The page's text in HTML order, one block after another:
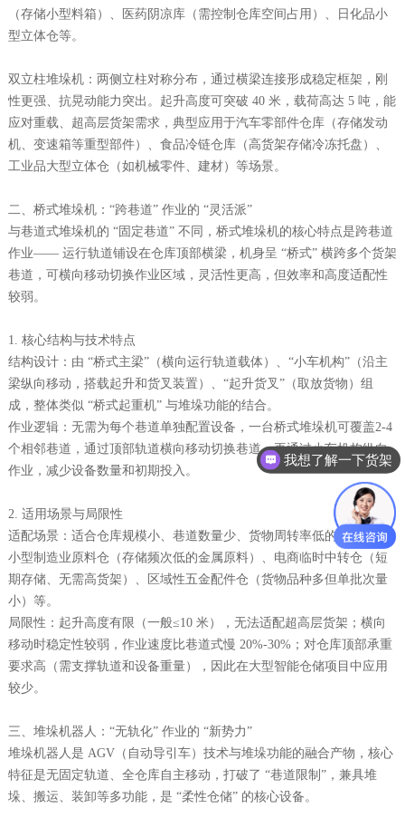
（存储小型料箱）、医药阴凉库（需控制仓库空间占用）、日化品小
型立体仓等。
双立柱堆垛机：两侧立柱对称分布，通过横梁连接形成稳定框架，刚
性更强、抗晃动能力突出。起升高度可突破 40 米，载荷高达 5 吨，能
应对重载、超高层货架需求，典型应用于汽车零部件仓库（存储发动
机、变速箱等重型部件）、食品冷链仓库（高货架存储冷冻托盘）、
工业品大型立体仓（如机械零件、建材）等场景。
二、桥式堆垛机：“跨巷道” 作业的 “灵活派”
与巷道式堆垛机的 “固定巷道” 不同，桥式堆垛机的核心特点是跨巷道
作业—— 运行轨道铺设在仓库顶部横梁，机身呈 “桥式” 横跨多个货架
巷道，可横向移动切换作业区域，灵活性更高，但效率和高度适配性
较弱。
1. 核心结构与技术特点
结构设计：由 “桥式主梁”（横向运行轨道载体）、“小车机构”（沿主
梁纵向移动，搭载起升和货叉装置）、“起升货叉”（取放货物）组
成，整体类似 “桥式起重机” 与堆垛功能的结合。
作业逻辑：无需为每个巷道单独配置设备，一台桥式堆垛机可覆盖2-4
个相邻巷道，通过顶部轨道横向移动切换巷道，再通过小车机构纵向
作业，减少设备数量和初期投入。
2. 适用场景与局限性
适配场景：适合仓库规模小、巷道数量少、货物周转率低的场景，如
小型制造业原料仓（存储频次低的金属原料）、电商临时中转仓（短
期存储、无需高货架）、区域性五金配件仓（货物品种多但单批次量
小）等。
局限性：起升高度有限（一般≤10 米），无法适配超高层货架；横向
移动时稳定性较弱，作业速度比巷道式慢 20%-30%；对仓库顶部承重
要求高（需支撑轨道和设备重量），因此在大型智能仓储项目中应用
较少。
三、堆垛机器人：“无轨化” 作业的 “新势力”
堆垛机器人是 AGV（自动导引车）技术与堆垛功能的融合产物，核心
特征是无固定轨道、全仓库自主移动，打破了 “巷道限制”，兼具堆
垛、搬运、装卸等多功能，是 “柔性仓储” 的核心设备。
我想了解一下货架